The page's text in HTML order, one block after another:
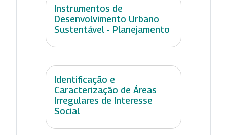
Instrumentos de
Desenvolvimento Urbano
Sustentável - Planejamento
Identificação e
Caracterização de Áreas
Irregulares de Interesse
Social